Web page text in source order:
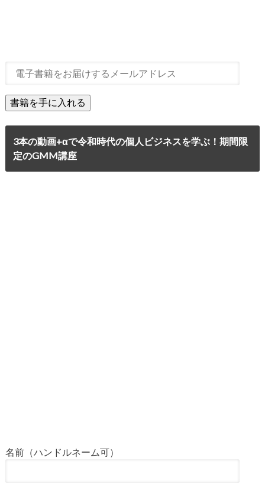
3本の動画+αで令和時代の個人ビジネスを学ぶ！期間限
定のGMM講座
名前（ハンドルネーム可）